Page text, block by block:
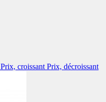
Prix, croissant Prix, décroissant